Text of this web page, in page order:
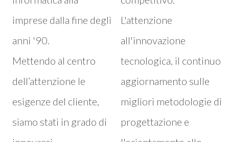
imprese dalla fine degli
anni '90.
Mettendo al centro
dell’attenzione le
esigenze del cliente,
siamo stati in grado di
L'attenzione
all'innovazione
tecnologica, il continuo
aggiornamento sulle
migliori metodologie di
progettazione e